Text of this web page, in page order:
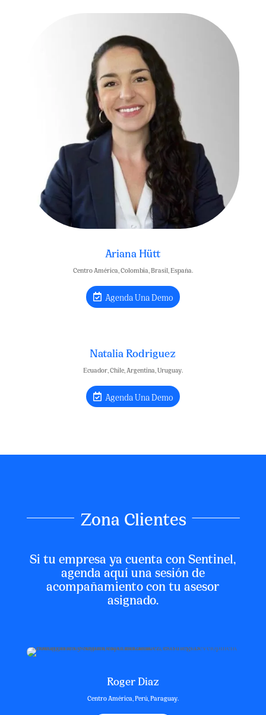
Ariana Hütt
Centro América, Colombia, Brasil, España.
Agenda Una Demo
Natalia Rodriguez
Ecuador, Chile, Argentina, Uruguay.
Agenda Una Demo
Zona Clientes
Si tu empresa ya cuenta con Sentinel,
agenda aquí una sesión de
acompañamiento con tu asesor
asignado.
Roger Diaz
Centro América, Perú, Paraguay.